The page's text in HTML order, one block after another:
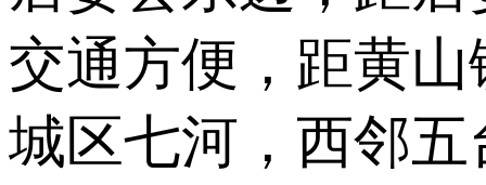
交通方便，距黄
城区七河，西邻